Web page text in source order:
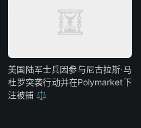
美国陆军士兵因参与尼古拉斯·马
杜罗突袭行动并在Polymarket下
注被捕 ⚖️